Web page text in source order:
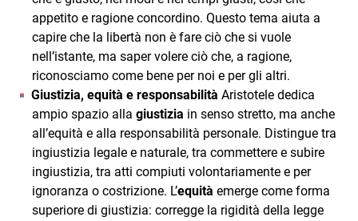
appetito e ragione concordino. Questo tema aiuta a
capire che la libertà non è fare ciò che si vuole
nell’istante, ma saper volere ciò che, a ragione,
riconosciamo come bene per noi e per gli altri.
Giustizia, equità e responsabilità Aristotele dedica
ampio spazio alla giustizia in senso stretto, ma anche
all’equità e alla responsabilità personale. Distingue tra
ingiustizia legale e naturale, tra commettere e subire
ingiustizia, tra atti compiuti volontariamente e per
ignoranza o costrizione. L’equità emerge come forma
superiore di giustizia: corregge la rigidità della legge